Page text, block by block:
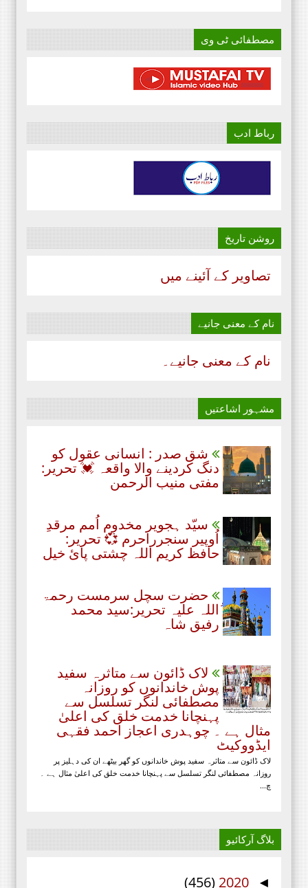
مصطفائی ٹی وی
رباط ادب
روشن تاریخ
تصاویر کے آئینے میں
نام‌ کے معنی جانیے
نام‌ کے معنی جانیے۔
مشہور اشاعتیں
شق صدر : انسانی عقول کو
دنگ کردینے والا واقعہ 💓 تحریر:
مفتی منیب الرحمن
سیّد ہجویر مخدوم اُمم مرقدِ
اُوپیر سنجرراحرم 💞 تحریر:
حافظ کریم اللہ چشتی پائ خیل
حضرت سچل سرمست رحمۃ
ُاللہ علیہ تحریر:سید محمد
رفیق شاہ
لاک ڈائون سے متاثرہ سفید
پوش خاندانوں کو روزانہ
مصطفائی لنگر تسلسل سے
پہنچانا خدمت خلق کی اعلیٰ
مثال ہے ۔ چوہدری اعجاز احمد فقہی
ایڈووکیٹ
لاک ڈائون سے متاثرہ سفید پوش خاندانوں کو گھر بیٹھے ان کی دہلیز پر
روزانہ مصطفائی لنگر تسلسل سے پہنچانا خدمت خلق کی اعلیٰ مثال ہے ۔
چ...
بلاگ آرکائیو
◄
2020
(456)